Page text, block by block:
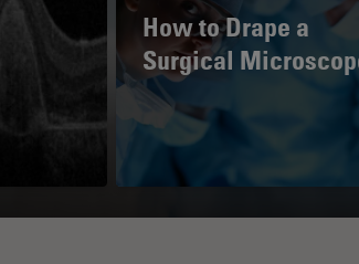
How to Drape a
Surgical